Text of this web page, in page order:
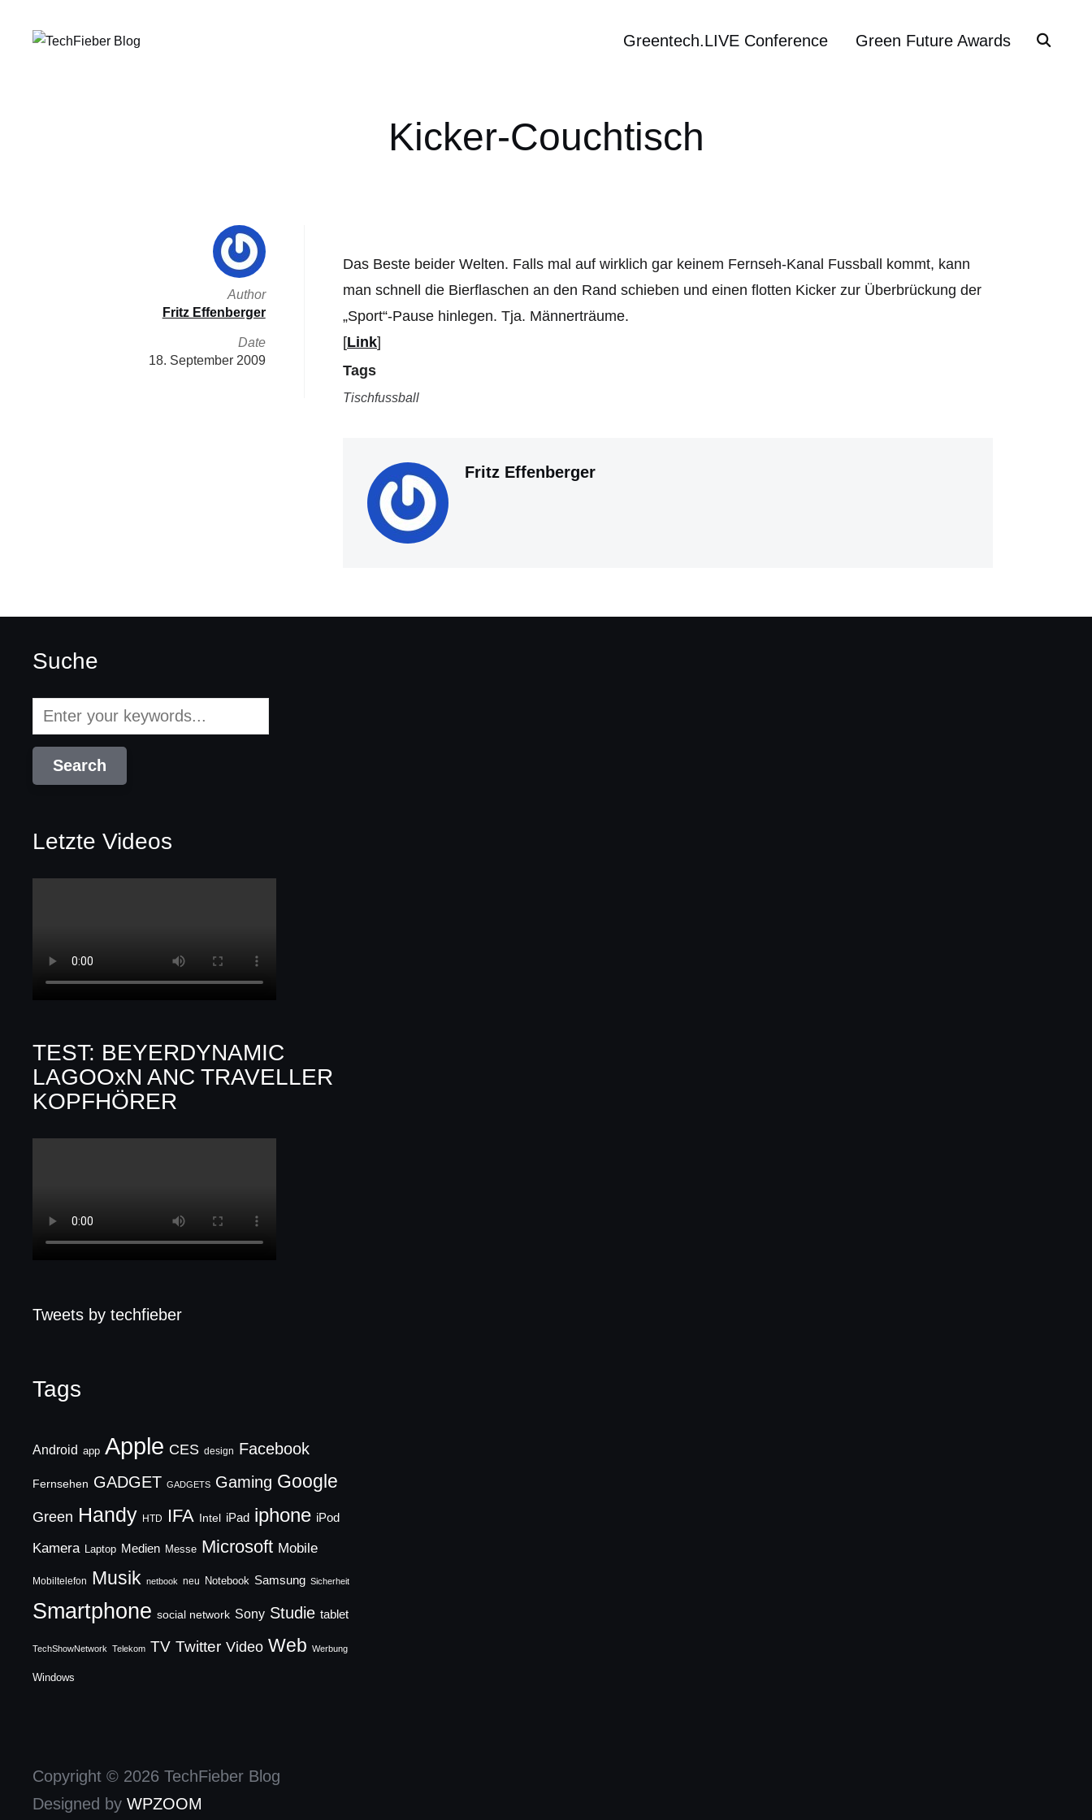
Greentech.LIVE Conference Green Future Awards
Kicker-Couchtisch
Das Beste beider Welten. Falls mal auf wirklich gar keinem Fernseh-Kanal Fussball kommt, kann
man schnell die Bierflaschen an den Rand schieben und einen flotten Kicker zur Überbrückung der
„Sport“-Pause hinlegen. Tja. Männerträume.
[Link]
Tags
Tischfussball
Fritz Effenberger
Author
Fritz Effenberger
Date
18. September 2009
Suche
Letzte Videos
TEST: BEYERDYNAMIC
LAGOOxN ANC TRAVELLER
KOPFHÖRER
Tweets by techfieber
Tags
Android app Apple CES design Facebook
Fernsehen GADGET GADGETS Gaming Google
Green Handy HTD IFA Intel iPad iphone iPod
Kamera Laptop Medien Messe Microsoft Mobile
Mobiltelefon Musik netbook neu Notebook Samsung Sicherheit
Smartphone social network Sony Studie tablet
TechShowNetwork Telekom TV Twitter Video Web Werbung
Windows
Copyright © 2026 TechFieber Blog
Designed byWPZOOM